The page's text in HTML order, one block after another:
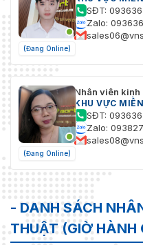
(Đang Online)
SĐT:
Zalo:
(Đang Online)
Nhân viên kinh
KHU VỰC
SĐT:
Zalo:
- DANH SÁCH
THUẬT (GIỜ HÀNH